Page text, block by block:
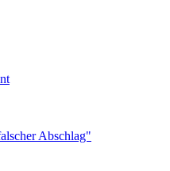
Abschlag"